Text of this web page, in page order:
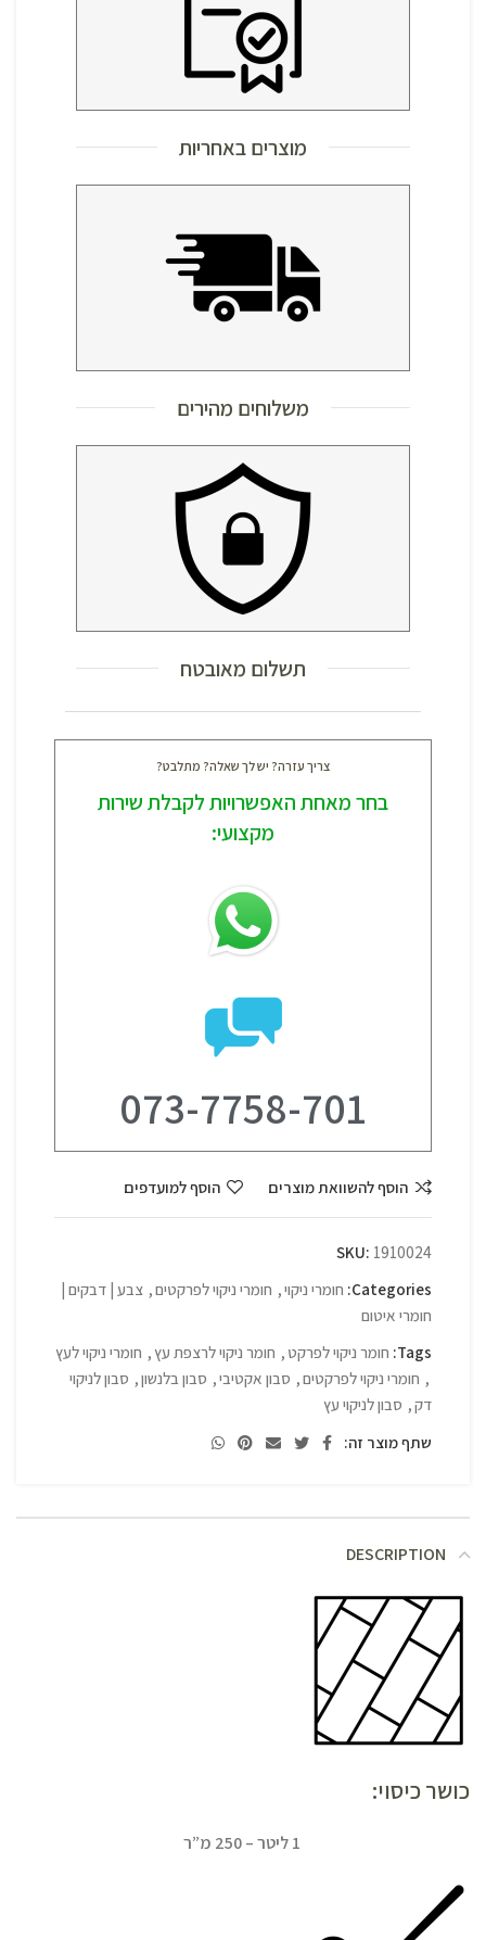
מוצרים באחריות
משלוחים מהירים
תשלום מאובטח
צריך עזרה? יש לך שאלה? מתלבט?
בחר מאחת האפשרויות לקבלת שירות
מקצועי:
073-7758-701
הוסף להשוואת מוצרים הוסף למועדפים
SKU: 1910024
Categories: חומרי ניקוי, חומרי ניקוי לפרקטים, צבע | דבקים |
חומרי איטום
Tags: חומר ניקוי לפרקט , חומר ניקוי לרצפת עץ, חומרי ניקוי לעץ
, חומרי ניקוי לפרקטים, סבון אקטיבי, סבון בלנשון, סבון לניקוי
דק, סבון לניקוי עץ
שתף מוצר זה:
DESCRIPTION
כושר כיסוי: